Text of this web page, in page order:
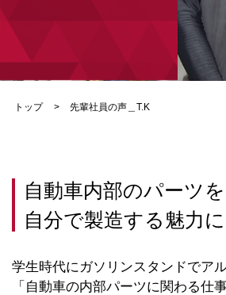
トップ 先輩社員の声＿T.K
自動車内部のパーツを
自分で製造する魅力
学生時代にガソリンスタンドでア
「自動車の内部パーツに関わる仕